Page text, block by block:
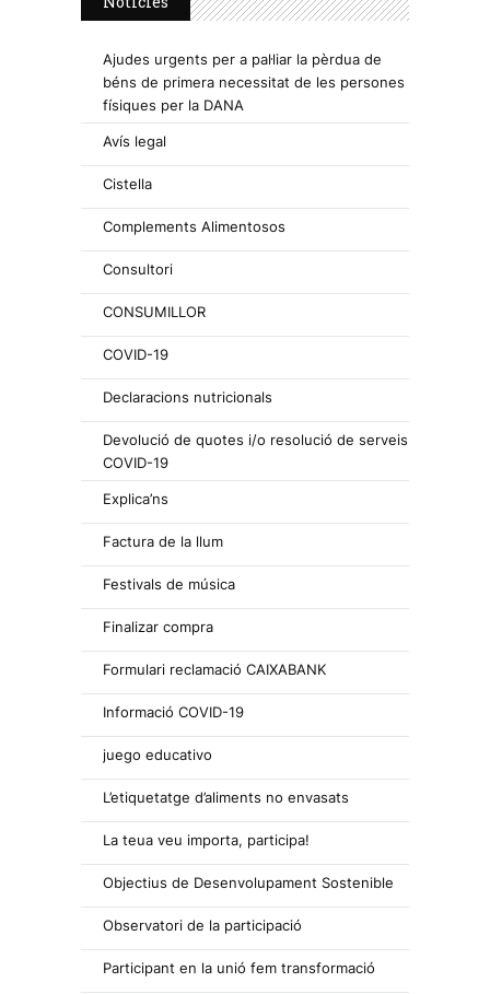
Ajudes urgents per a pal·liar la pèrdua de
béns de primera necessitat de les persones
físiques per la DANA
Avís legal
Cistella
Complements Alimentosos
Consultori
CONSUMILLOR
COVID-19
Declaracions nutricionals
Devolució de quotes i/o resolució de serveis
COVID-19
Explica’ns
Factura de la llum
Festivals de música
Finalizar compra
Formulari reclamació CAIXABANK
Informació COVID-19
juego educativo
L’etiquetatge d’aliments no envasats
La teua veu importa, participa!
Objectius de Desenvolupament Sostenible
Observatori de la participació
Participant en la unió fem transformació